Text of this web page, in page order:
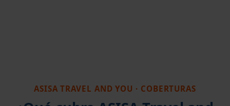
ASISA TRAVEL AND YOU · COBERTURAS